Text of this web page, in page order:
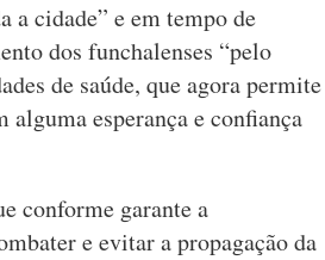
a cidade” e em tempo de
dos funchalenses “pelo
de saúde, que agora permite
alguma esperança e confiança
conforme garante a
e evitar a propagação da